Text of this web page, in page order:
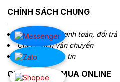
CHÍNH SÁCH CHUNG
Chính sách Thanh toán, đổi
Chính sách vận chuyển
Bảo mật thông tin
CHÍNH SÁCH MUA ONLINE